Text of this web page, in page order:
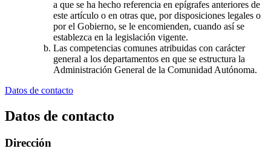
a que se ha hecho referencia en epígrafes anteriores de
este artículo o en otras que, por disposiciones legales o
por el Gobierno, se le encomienden, cuando así se
establezca en la legislación vigente.
Las competencias comunes atribuidas con carácter
general a los departamentos en que se estructura la
Administración General de la Comunidad Autónoma.
Datos de contacto
Datos de contacto
Dirección